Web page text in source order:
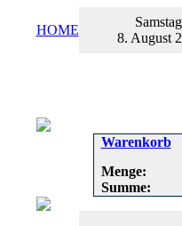
HOME
8. August
Warenkorb
Menge:
Summe: